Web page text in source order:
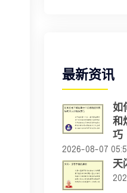
最新资讯
如
和
巧
2026-08-07
天